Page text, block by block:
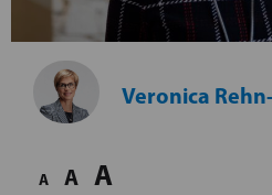
Veronica
A A A